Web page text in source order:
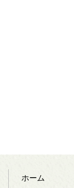
ホーム